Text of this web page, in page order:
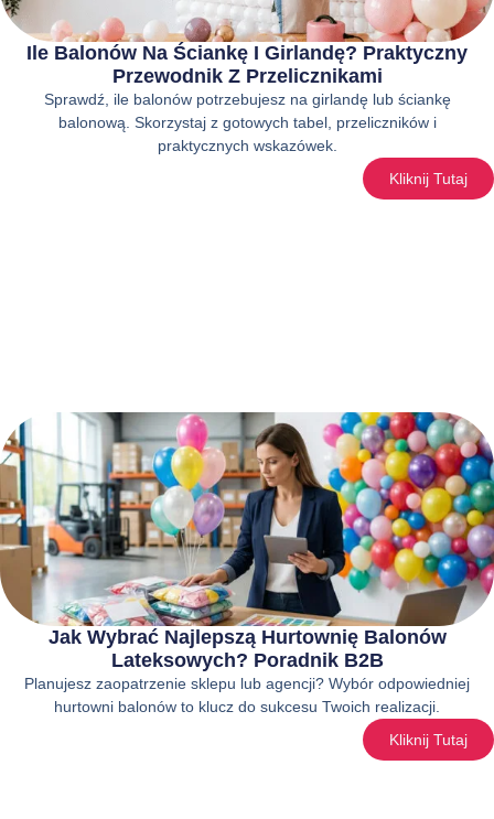
Ile Balonów Na Ściankę I Girlandę? Praktyczny
Przewodnik Z Przelicznikami
Sprawdź, ile balonów potrzebujesz na girlandę lub ściankę
balonową. Skorzystaj z gotowych tabel, przeliczników i
praktycznych wskazówek.
Kliknij Tutaj
Jak Wybrać Najlepszą Hurtownię Balonów
Lateksowych? Poradnik B2B
Planujesz zaopatrzenie sklepu lub agencji? Wybór odpowiedniej
hurtowni balonów to klucz do sukcesu Twoich realizacji.
Kliknij Tutaj